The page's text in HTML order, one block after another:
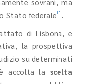
sovrani, ma
Stato federale[2]
di Lisbona, e
la prospettiva
su determinati
accolta la scelta